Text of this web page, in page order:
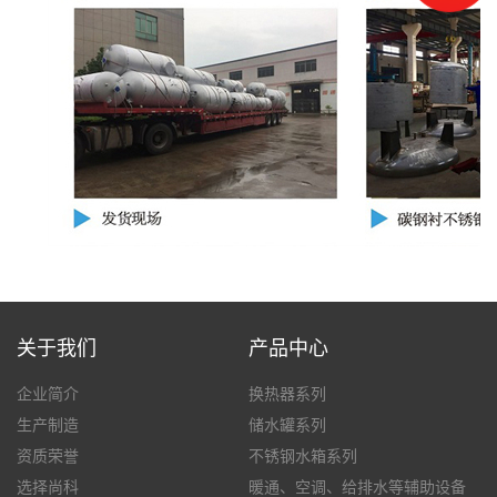
关于我们
企业简介
生产制造
资质荣誉
选择尚科
产品中心
换热器系列
储水罐系列
不锈钢水箱系列
暖通、空调、给排水等辅助设备